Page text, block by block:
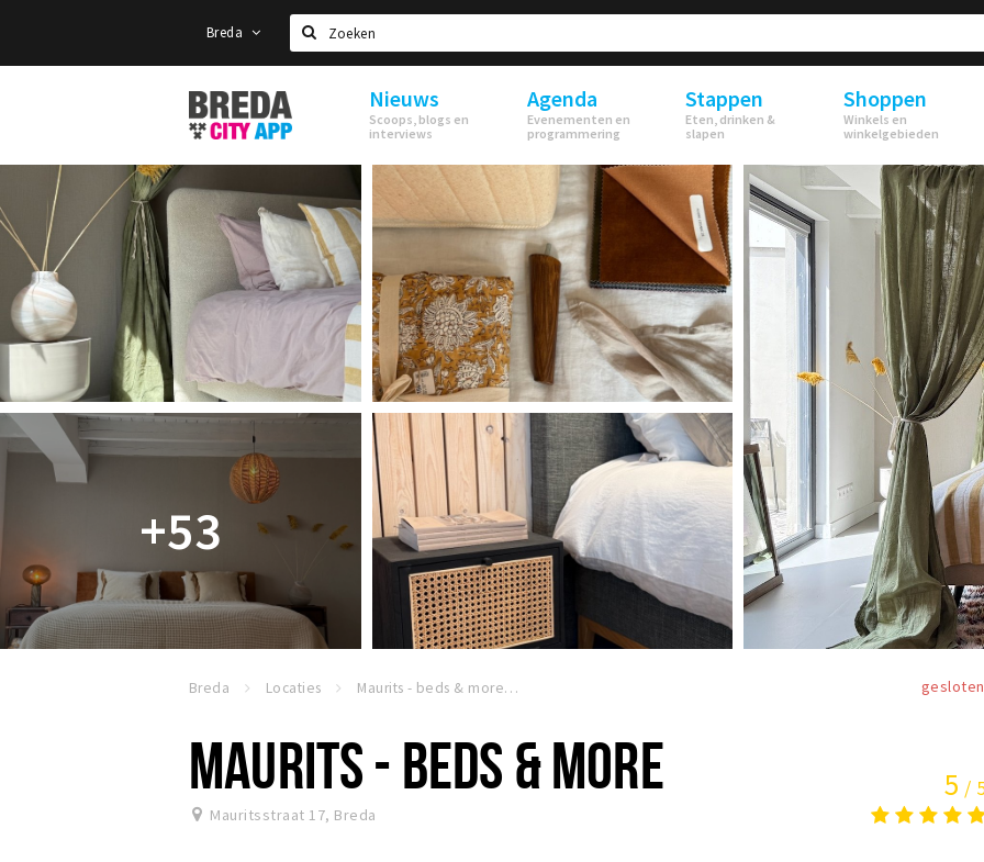
Breda
Zoeken
Stappen
&
Shoppen
Breda
Nieuws
Scoops, blogs en
interviews
Agenda
Evenementen en
programmering
Stappen
Eten, drinken &
slapen
Shoppen
Winkels en
winkelgebieden
+53
Breda Locaties Maurits - beds & more gesloten
MAURITS - BEDS & MORE
Mauritsstraat 17, Breda
5 /